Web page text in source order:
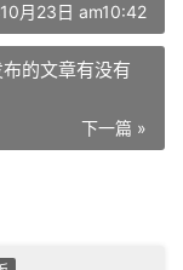
月23日 am10:42
的文章有没有
下一篇 »